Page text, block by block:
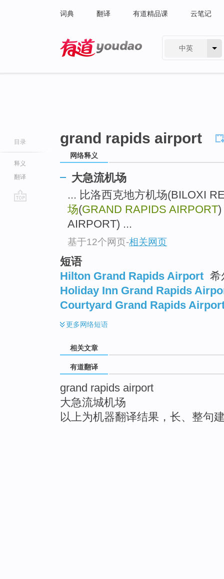
词典 翻译 有道精品课 云笔记
中英
目录
释义
翻译
grand rapids airport
网络释义
大急流机场
... 比洛西克地方机场(BILOXI
场(GRAND RAPIDS AIRPORT)
AIRPORT) ...
基于12个网页-相关网页
短语
Hilton Grand Rapids Airport 希
Holiday Inn Grand Rapids
Courtyard Grand Rapids
更多网络短语
相关文章
有道翻译
grand rapids airport
大急流城机场
以上为机器翻译结果，长、整句